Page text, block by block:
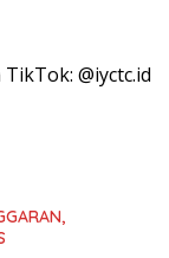
@iyctc.id